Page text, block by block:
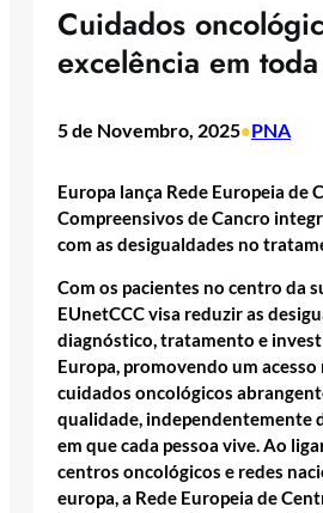
Cuidados
excelência em
5 de Novembro, 2025•PNA
Europa lança Rede Europeia de
Compreensivos de Cancro
com as desigualdades no
Com os pacientes no centro da
EUnetCCC visa reduzir as
diagnóstico, tratamento e
Europa, promovendo um
cuidados oncológicos
qualidade, independentemente
em que cada pessoa vive. Ao
centros oncológicos e redes
europa, a Rede Europeia de